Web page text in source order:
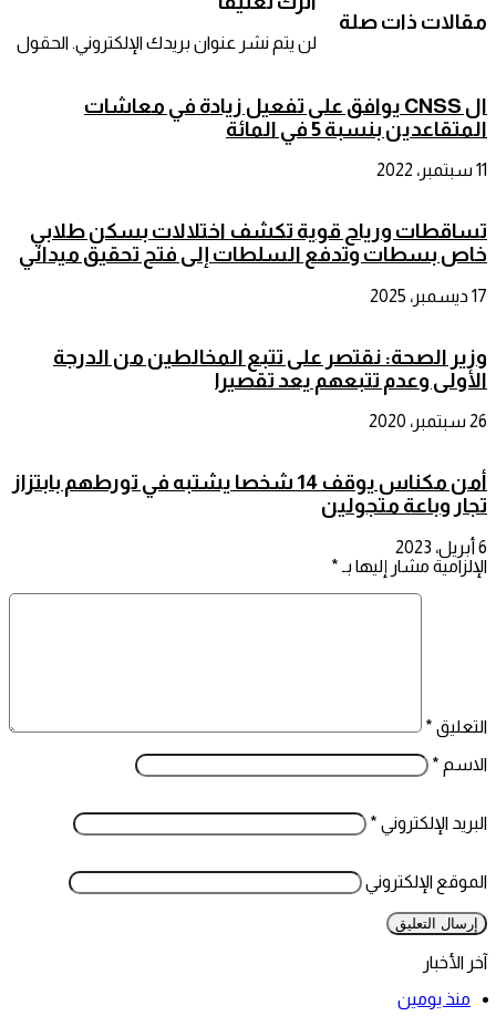
مقالات ذات صلة
ال CNSS يوافق على تفعيل زيادة في معاشات
المتقاعدين بنسبة 5 في المائة
11 سبتمبر، 2022
تساقطات ورياح قوية تكشف اختلالات بسكن طلابي
خاص بسطات وتدفع السلطات إلى فتح تحقيق ميداني
17 ديسمبر، 2025
وزير الصحة: نقتصر على تتبع المخالطين من الدرجة
الأولى وعدم تتبعهم يعد تقصيرا
26 سبتمبر، 2020
أمن مكناس يوقف 14 شخصا يشتبه في تورطهم بابتزاز
تجار وباعة متجولين
6 أبريل، 2023
لن يتم نشر عنوان بريدك الإلكتروني. الحقول
الإلزامية مشار إليها بـ *
التعليق *
الاسم *
البريد الإلكتروني *
الموقع الإلكتروني
آخر الأخبار
منذ يومين